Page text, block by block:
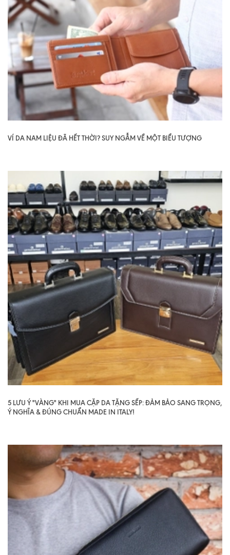
VÍ DA NAM LIỆU ĐÃ HẾT THỜI? SUY NGẪM VỀ MỘT BIỂU TƯỢNG
5 LƯU Ý "VÀNG" KHI MUA CẶP DA TẶNG SẾP: ĐẢM BẢO SANG TRỌNG,
Ý NGHĨA & ĐÚNG CHUẨN MADE IN ITALY!